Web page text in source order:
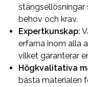
stängsellösningar
behov och krav.
Expertkunskap:
erfarna inom alla
vilket garanterar
Högkvalitativa
bästa materialen